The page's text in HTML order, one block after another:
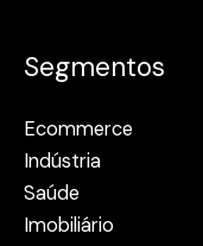
Segmentos
Ecommerce
Indústria
Saúde
Imobiliário